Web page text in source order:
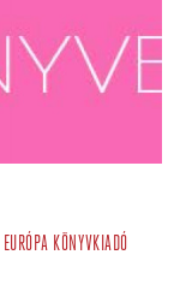
EURÓPA KÖNYVKIADÓ